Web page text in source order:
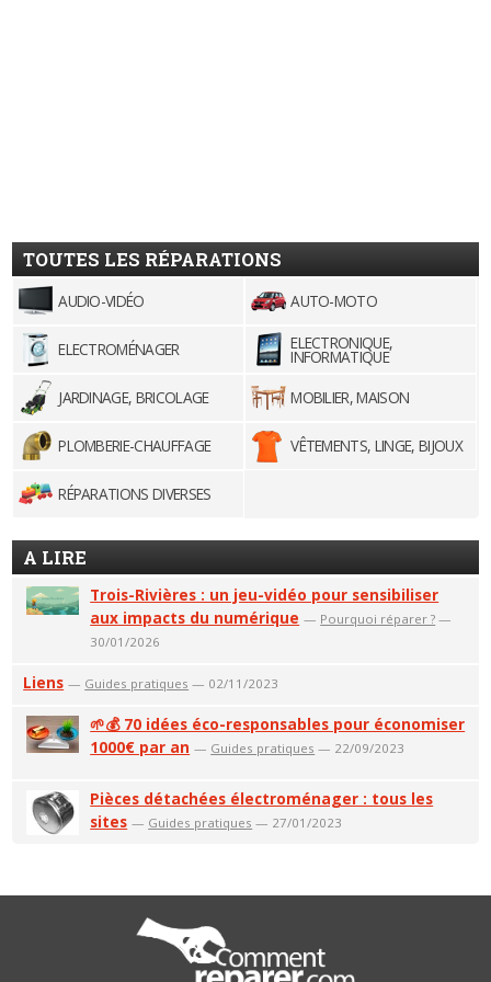
TOUTES LES RÉPARATIONS
AUDIO-VIDÉO AUTO-MOTO
ELECTROMÉNAGER ELECTRONIQUE,
INFORMATIQUE
JARDINAGE, BRICOLAGE
MOBILIER, MAISON
PLOMBERIE-CHAUFFAGE VÊTEMENTS, LINGE, BIJOUX
RÉPARATIONS DIVERSES
A LIRE
Trois-Rivières : un jeu-vidéo pour sensibiliser
aux impacts du numérique — Pourquoi réparer ? —
30/01/2026
Liens — Guides pratiques — 02/11/2023
🌱💰 70 idées éco-responsables pour économiser
1000€ par an — Guides pratiques — 22/09/2023
Pièces détachées électroménager : tous les
sites — Guides pratiques — 27/01/2023